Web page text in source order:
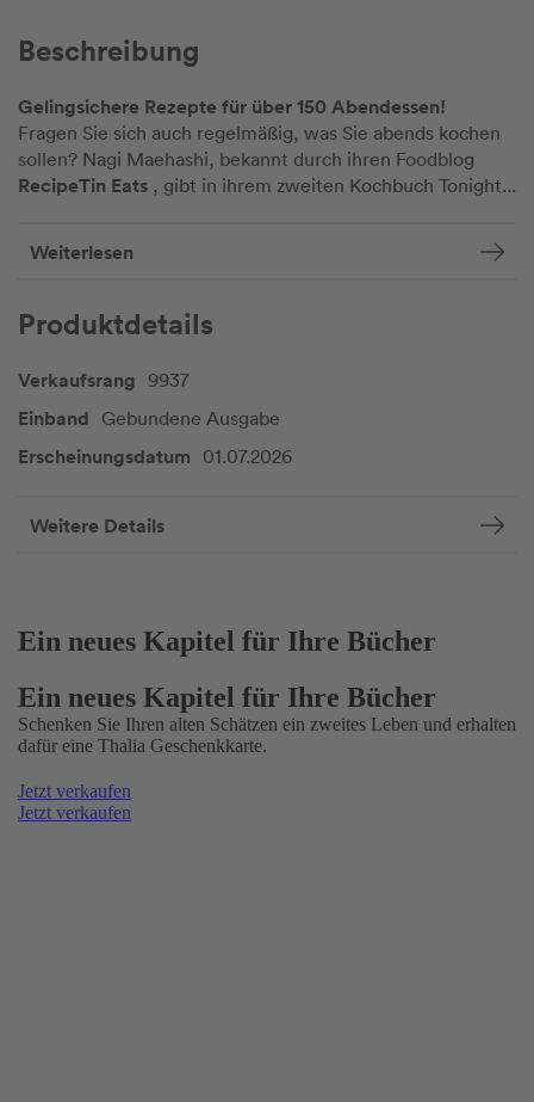
Beschreibung
Gelingsichere Rezepte für über 150 Abendessen!
Fragen Sie sich auch regelmäßig, was Sie abends kochen
sollen? Nagi Maehashi, bekannt durch ihren Foodblog
RecipeTin Eats , gibt in ihrem zweiten Kochbuch Tonight...
Weiterlesen
Produktdetails
Verkaufsrang 9937
Einband Gebundene Ausgabe
Erscheinungsdatum 01.07.2026
Weitere Details
Ein neues Kapitel für Ihre Bücher
Ein neues Kapitel für Ihre Bücher
Schenken Sie Ihren alten Schätzen ein zweites Leben und erhalten
dafür eine Thalia Geschenkkarte.
Jetzt verkaufen
Jetzt verkaufen